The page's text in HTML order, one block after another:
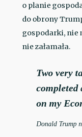
o planie
do obrony
gospodarki, nie
nie załamała.
Two very
completed
on my
Donald Trump